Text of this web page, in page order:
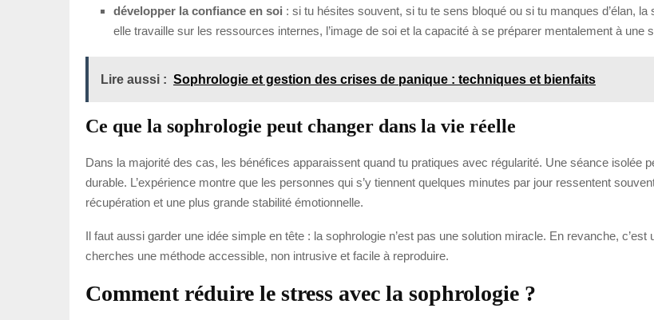
développer la confiance en soi : si tu hésites souvent, si tu te sens bloqué ou si tu manques d’élan,
elle travaille sur les ressources internes, l’image de soi et la capacité à se préparer mentalement à une
Lire aussi : Sophrologie et gestion des crises de panique : techniques et bienfaits
Ce que la sophrologie peut changer dans la vie réelle
Dans la majorité des cas, les bénéfices apparaissent quand tu pratiques avec régularité. Une séance isolée
durable. L’expérience montre que les personnes qui s’y tiennent quelques minutes par jour ressentent
récupération et une plus grande stabilité émotionnelle.
Il faut aussi garder une idée simple en tête : la sophrologie n’est pas une solution miracle. En revanche,
cherches une méthode accessible, non intrusive et facile à reproduire.
Comment réduire le stress avec la sophrologie ?